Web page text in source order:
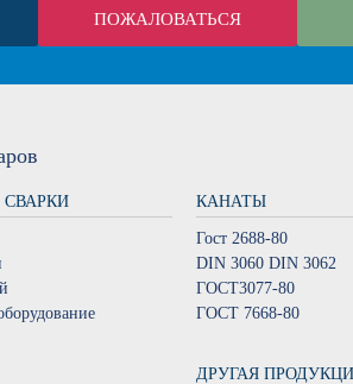
ПОЖАЛОВАТЬСЯ
СВАРКИ КАНАТЫ
Гост 2688-80
DIN 3060 DIN 3062
ГОСТ3077-80
ГОСТ 7668-80
ДРУГАЯ